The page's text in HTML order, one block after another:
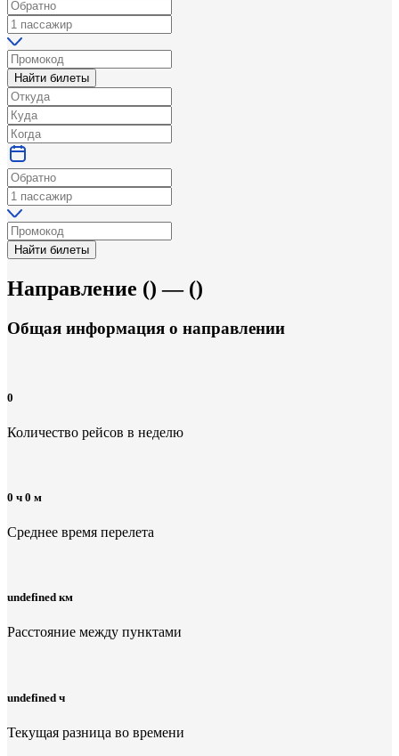
Найти билеты
Найти билеты
Направление () — ()
Общая информация о направлении
0
Количество рейсов в неделю
0 ч 0 м
Среднее время перелета
undefined км
Расстояние между пунктами
undefined ч
Текущая разница во времени